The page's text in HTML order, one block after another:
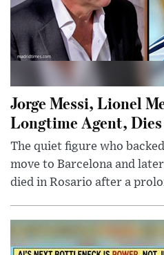
Jorge Messi, Lionel
Longtime Agent,
The quiet figure who
move to Barcelona and
died in Rosario after a